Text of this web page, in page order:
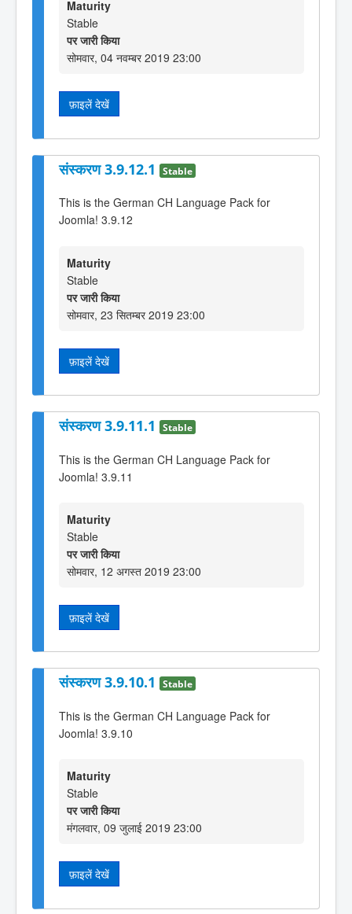
Maturity
Stable
पर जारी किया
सोमवार, 04 नवम्बर 2019 23:00
फ़ाइलें देखें
संस्करण 3.9.12.1 Stable
This is the German CH Language Pack for
Joomla! 3.9.12
Maturity
Stable
पर जारी किया
सोमवार, 23 सितम्बर 2019 23:00
फ़ाइलें देखें
संस्करण 3.9.11.1 Stable
This is the German CH Language Pack for
Joomla! 3.9.11
Maturity
Stable
पर जारी किया
सोमवार, 12 अगस्त 2019 23:00
फ़ाइलें देखें
संस्करण 3.9.10.1 Stable
This is the German CH Language Pack for
Joomla! 3.9.10
Maturity
Stable
पर जारी किया
मंगलवार, 09 जुलाई 2019 23:00
फ़ाइलें देखें